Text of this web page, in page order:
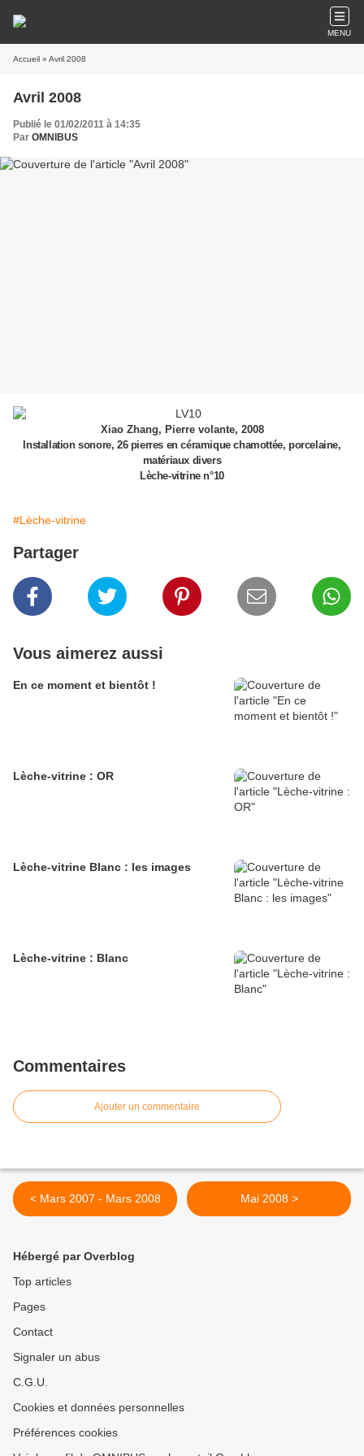
MENU
Accueil » Avril 2008
Avril 2008
Publié le 01/02/2011 à 14:35
Par OMNIBUS
Xiao Zhang, Pierre volante, 2008
Installation sonore, 26 pierres en céramique chamottée, porcelaine,
matériaux divers
Lèche-vitrine n°10
#Lèche-vitrine
Partager
Vous aimerez aussi
En ce moment et bientôt !
Lèche-vitrine : OR
Lèche-vitrine Blanc : les images
Lèche-vitrine : Blanc
Commentaires
Ajouter un commentaire
< Mars 2007 - Mars 2008 Mai 2008 >
Hébergé par Overblog
Top articles
Pages
Contact
Signaler un abus
C.G.U.
Cookies et données personnelles
Préférences cookies